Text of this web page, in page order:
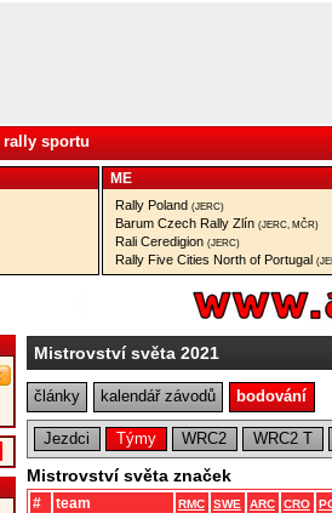
rally sportu
ME
Rally Poland (JERC)
Barum Czech Rally Zlín (JERC, MČR)
Rali Ceredigion (JERC)
Rally Five Cities North of Portugal
Mistrovství světa 2021
články kalendář závodů bodování
Jezdci Týmy WRC2 WRC2 T
Mistrovství světa značek
# team RMC SWE ARC CRO